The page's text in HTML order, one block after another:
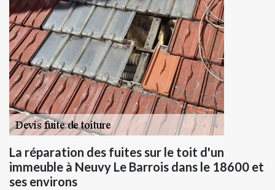
La réparation des fuites sur le toit d'un
immeuble à Neuvy Le Barrois dans le 18600 et
ses environs